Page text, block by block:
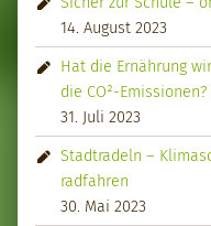
14. August 2023
Hat die Ernährung
die CO²-Emissionen?
31. Juli 2023
Stadtradeln –
radfahren
30. Mai 2023